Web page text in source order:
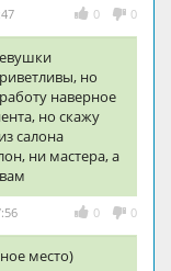
0 0
но
наверное
но скажу
салона
ни мастера, а
0 0
место)